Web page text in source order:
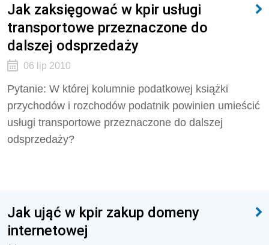
Jak zaksięgować w kpir usługi
transportowe przeznaczone do
dalszej odsprzedaży
06 lip 2010
Pytanie: W której kolumnie podatkowej książki
przychodów i rozchodów podatnik powinien umieścić
usługi transportowe przeznaczone do dalszej
odsprzedaży?
Jak ująć w kpir zakup domeny
internetowej